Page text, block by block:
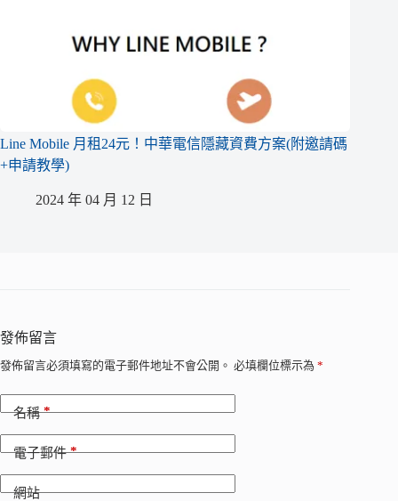
Line Mobile 月租24元！中華電信隱藏資費方案(附邀請碼
+申請教學)
2024 年 04 月 12 日
發佈留言
發佈留言必須填寫的電子郵件地址不會公開。 必填欄位標示為 *
名稱*
電子郵件*
網站